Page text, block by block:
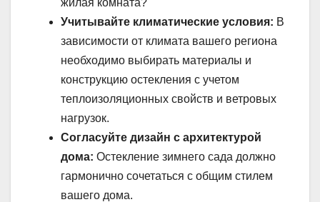
жилая комната?
Учитывайте климатические условия: В
зависимости от климата вашего региона
необходимо выбирать материалы и
конструкцию остекления с учетом
теплоизоляционных свойств и ветровых
нагрузок.
Согласуйте дизайн с архитектурой
дома: Остекление зимнего сада должно
гармонично сочетаться с общим стилем
вашего дома.